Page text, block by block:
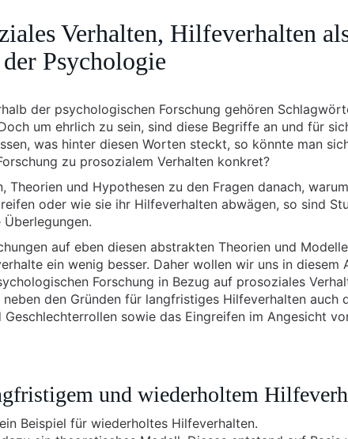
Verhalten, Hilfeverhalten
Psychologie
der psychologischen Forschung gehören
um ehrlich zu sein, sind diese Begriffe an und für
was hinter diesen Worten steckt, so könnte man
zu prosozialem Verhalten konkret?
Theorien und Hypothesen zu den Fragen danach,
oder wie sie ihr Hilfeverhalten abwägen, so sind
auf eben diesen abstrakten Theorien und
ein wenig besser. Daher wollen wir uns in diesem
Forschung in Bezug auf prosoziales
den Gründen für langfristiges Hilfeverhalten auch
sowie das Eingreifen im Angesicht
und wiederholtem
Beispiel für wiederholtes Hilfeverhalten.